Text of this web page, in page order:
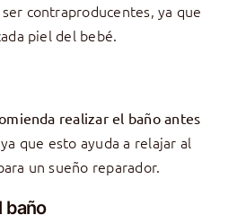
contraproducentes, ya que
piel del bebé.
realizar el baño antes
que esto ayuda a relajar al
un sueño reparador.
baño